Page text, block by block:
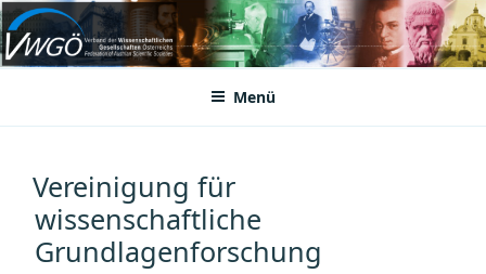
Zum
Inhalt
springenVWGÖ
Federation of Austrian Scientific Societies
Menü
Vereinigung für
wissenschaftliche
Grundlagenforschung